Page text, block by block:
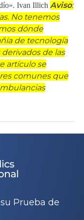
Ivan Illich Aviso:
No tenemos
dónde
de tecnología
de las
artículo se
comunes que
Prueba de